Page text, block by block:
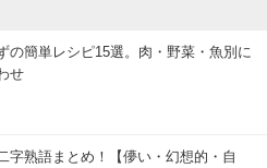
の簡単レシピ15選。肉・野菜・魚別に
せ
字熟語まとめ！【儚い・幻想的・自